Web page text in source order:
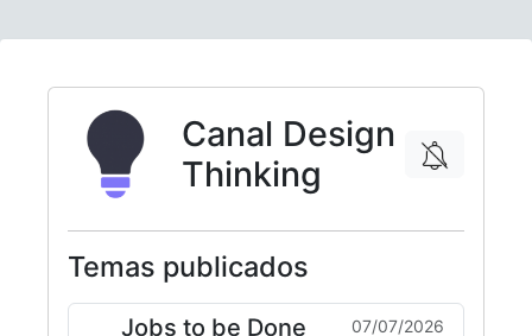
Canal Design
Thinking
Temas publicados
Jobs to be Done
07/07/2026